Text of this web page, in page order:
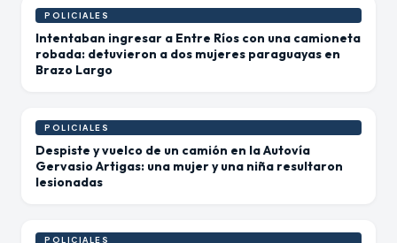
POLICIALES
Intentaban ingresar a Entre Ríos con una camioneta
robada: detuvieron a dos mujeres paraguayas en
Brazo Largo
POLICIALES
Despiste y vuelco de un camión en la Autovía
Gervasio Artigas: una mujer y una niña resultaron
lesionadas
POLICIALES